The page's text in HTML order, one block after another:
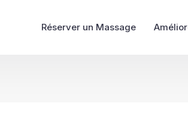
Réserver un Massage